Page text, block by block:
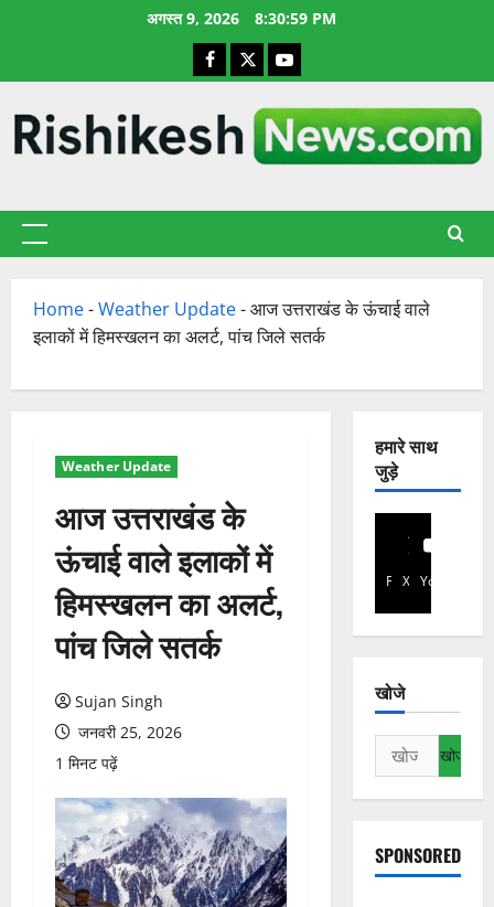
अगस्त 9, 2026 8:31:00 PM
Facebook
X YouTube
प्राथमिक
Home-Weather Update-आज उत्तराखंड के ऊंचाई वाले
इलाकों में हिमस्खलन का अलर्ट, पांच जिले सतर्क
Weather Update
आज उत्तराखंड के
ऊंचाई वाले इलाकों में
हिमस्खलन का अलर्ट,
पांच जिले सतर्क
Sujan Singh
जनवरी 25, 2026
1 मिनट पढ़ें
हमारे साथ
जुड़े
Facebook
X YouTube
खोजे
निम्न
को
खोजें:
SPONSORED